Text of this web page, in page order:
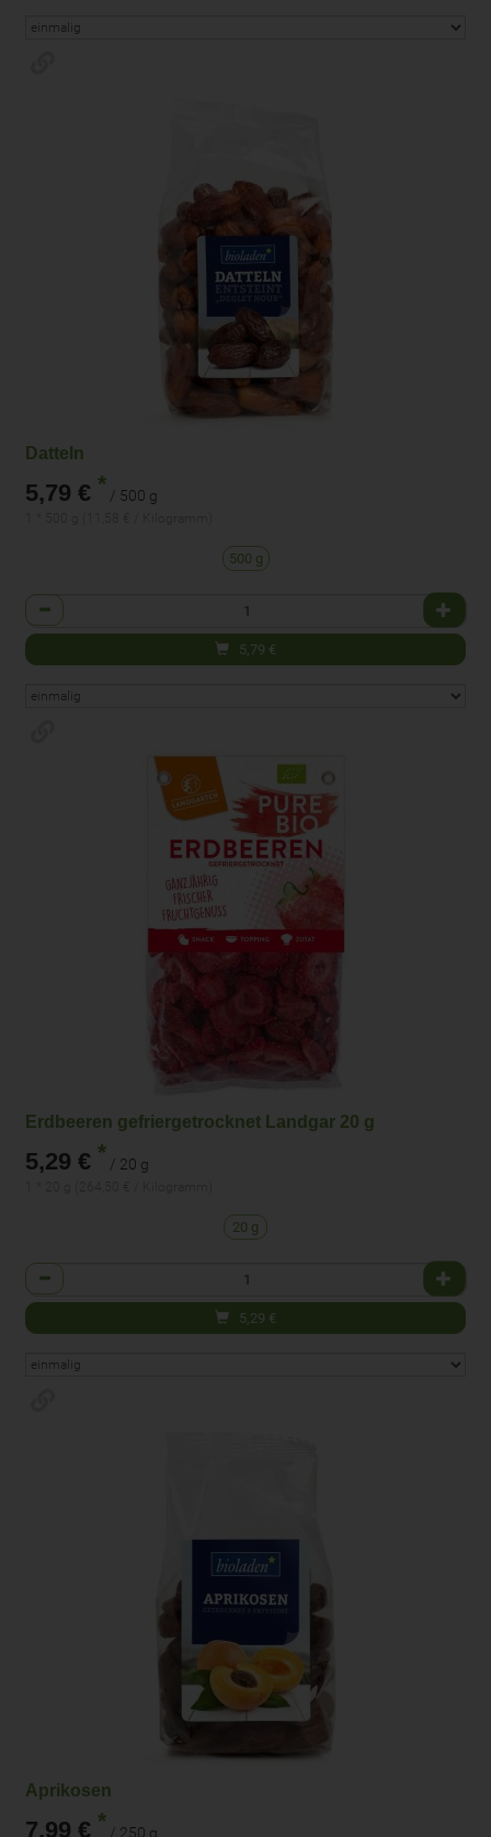
Datteln
5,79 € * / 500 g
500 g
Anzahl
5,79 €
Erdbeeren gefriergetrocknet Landgar 20 g
5,29 € * / 20 g
20 g
Anzahl
5,29 €
Aprikosen
7,99 € * / 250 g